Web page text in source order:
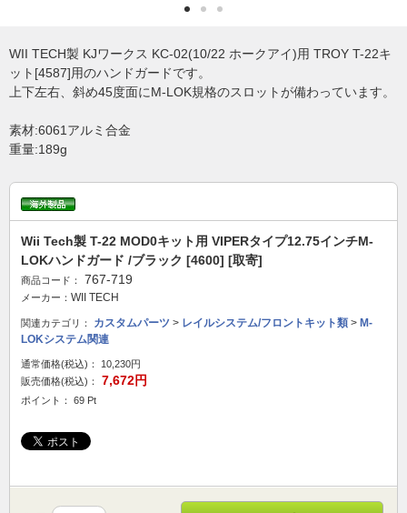
WII TECH製 KJワークス KC-02(10/22 ホークアイ)用 TROY T-22キ
ット[4587]用のハンドガードです。
上下左右、斜め45度面にM-LOK規格のスロットが備わっています。
素材:6061アルミ合金
重量:189g
Wii Tech製 T-22 MOD0キット用 VIPERタイプ12.75インチM-
LOKハンドガード /ブラック [4600] [取寄]
商品コード： 767-719
メーカー： WII TECH
関連カテゴリ： カスタムパーツ > レイルシステム/フロントキット類 > M-
LOKシステム関連
通常価格(税込)：
10,230円
販売価格(税込)：
7,672円
ポイント： 69 Pt